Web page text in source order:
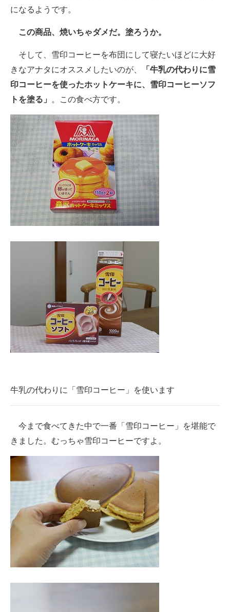
になるようです。
この商品、焼いちゃダメだ。塗ろうか。
そして、雪印コーヒーを布団にして寝たいほどに大好
きなアナタにオススメしたいのが、
「牛乳の代わりに雪
印コーヒーを使ったホットケーキに、雪印コーヒーソフ
トを塗る」
。この食べ方です。
牛乳の代わりに「雪印コーヒー」を使います
今まで食べてきた中で一番「雪印コーヒー」を堪能で
きました。むっちゃ雪印コーヒーですよ。